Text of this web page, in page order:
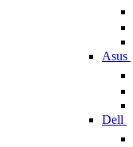
Asus
Dell